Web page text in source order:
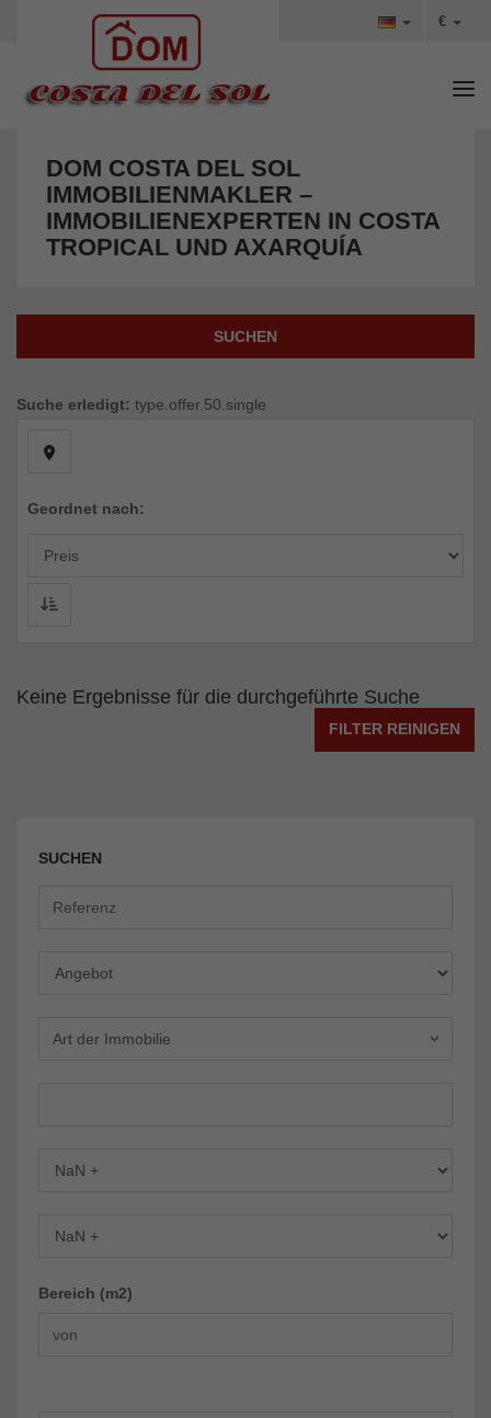
€
DOM COSTA DEL SOL
IMMOBILIENMAKLER –
IMMOBILIENEXPERTEN IN COSTA
TROPICAL UND AXARQUÍA
SUCHEN
Suche erledigt: type.offer.50.single
Geordnet nach:
Keine Ergebnisse für die durchgeführte Suche
FILTER REINIGEN
SUCHEN
Art der Immobilie
Bereich (m2)